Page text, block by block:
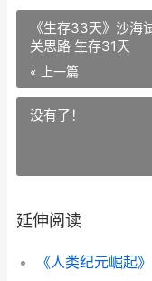
《生存33天》沙海
关思路 生存31天
« 上一篇
没有了！
延伸阅读